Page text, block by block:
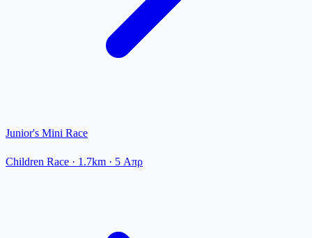
Junior's Mini Race
Children Race · 1.7km · 5 Απρ